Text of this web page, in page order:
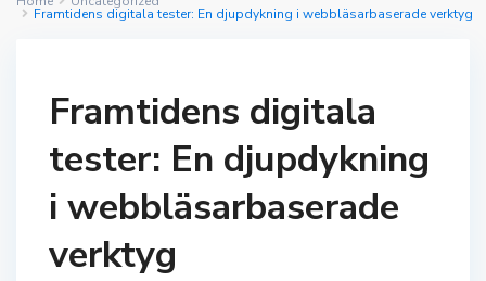
Framtidens digitala tester: En djupdykning i webbläsarbaserade verktyg
Framtidens digitala
tester: En djupdykning
i webbläsarbaserade
verktyg